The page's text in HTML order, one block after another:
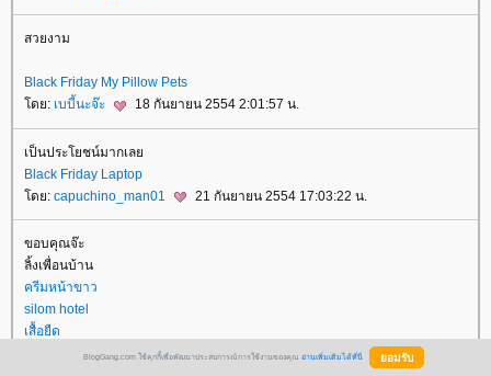
สวยงาม
Black Friday My Pillow Pets
ดย: เบบี้นะจ๊ะ 18 กันยายน 2554 2:01:57 น.
เป็นประโยชน์มากเล
Black Friday Laptop
ดย: capuchino_man01 21 กันยายน 2554 17:03:22 น.
ขอบคุณจ๊ะ
ลิ้งเพื่อนบ้าน
ครีมหน้าขาว
silom hotel
เสื้อยืด
BlogGang.com ใช้คุกกี้เพื่อพัฒนาประสบการณ์การใช้งานของคุณ อ่านเพิ่มเติมได้ที่นี่